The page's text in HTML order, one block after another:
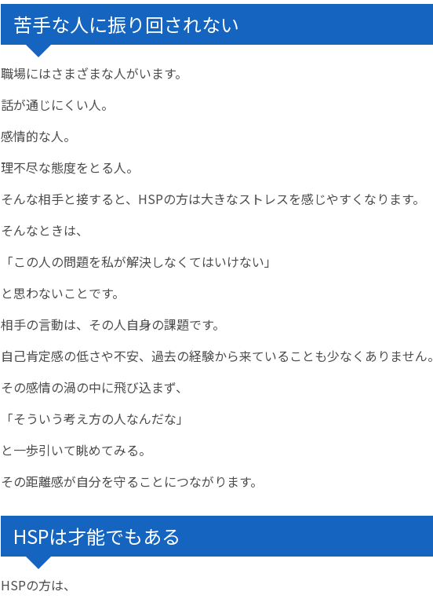
苦手な人に振り回されない
職場にはさまざまな人がいます。
話が通じにくい人。
感情的な人。
理不尽な態度をとる人。
そんな相手と接すると、HSPの方は大きなストレスを感じやすくなります。
そんなときは、
「この人の問題を私が解決しなくてはいけない」
と思わないことです。
相手の言動は、その人自身の課題です。
自己肯定感の低さや不安、過去の経験から来ていることも少なくありません。
その感情の渦の中に飛び込まず、
「そういう考え方の人なんだな」
と一歩引いて眺めてみる。
その距離感が自分を守ることにつながります。
HSPは才能でもある
HSPの方は、